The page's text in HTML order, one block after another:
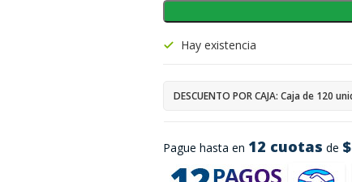
Pague hasta en 12 cuotas de
Hay existencia
DESCUENTO POR CAJA: Caja de 120